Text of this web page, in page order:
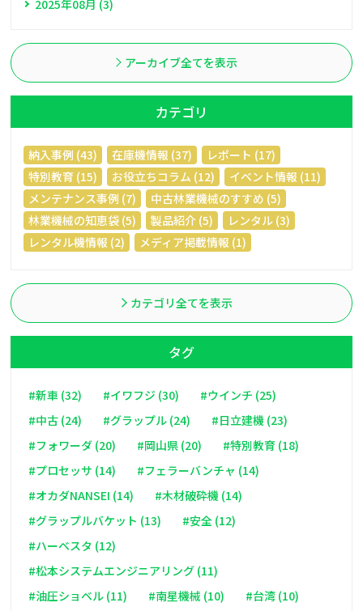
2025年08月 (3)
アーカイブ全てを表示
カテゴリ
納入事例 (43) 在庫機情報 (37)
レポート (17)
特別教育 (15)
お役立ちコラム (12)
イベント情報 (11)
メンテナンス事例 (7)
中古林業機械のすすめ (5)
林業機械の知恵袋 (5)
製品紹介 (5)
レンタル (3)
レンタル機情報 (2)
メディア掲載情報 (1)
カテゴリ全てを表示
タグ
#新車 (32) #イワフジ (30)
#ウインチ (25)
#中古 (24)
#グラップル (24)
#日立建機 (23)
#フォワーダ (20)
#岡山県 (20)
#特別教育 (18)
#プロセッサ (14)
#フェラーバンチャ (14)
#オカダNANSEI (14)
#木材破砕機 (14)
#グラップルバケット (13)
#安全 (12)
#ハーベスタ (12)
#松本システムエンジニアリング (11)
#油圧ショベル (11)
#南星機械 (10)
#台湾 (10)